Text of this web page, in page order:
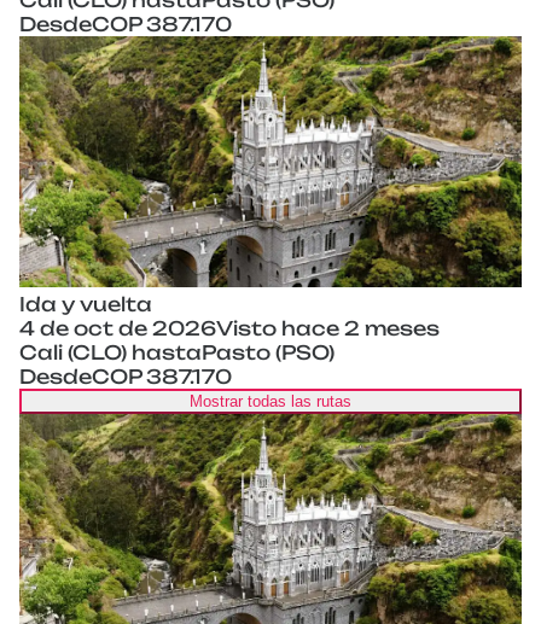
DesdeCOP 387.170
Ida y vuelta
4 de oct de 2026Visto hace 2 meses
Cali (CLO) hastaPasto (PSO)
DesdeCOP 387.170
Mostrar todas las rutas